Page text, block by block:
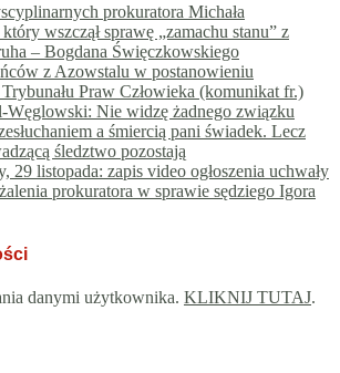
prokuratora Michała
wszczął sprawę „zamachu stanu” z
– Bogdana Święczkowskiego
z Azowstalu w postanowieniu
Praw Człowieka (komunikat fr.)
Węglowski: Nie widzę żadnego związku
a śmiercią pani świadek. Lecz
śledztwo pozostają
29 listopada: zapis video ogłoszenia uchwały
prokuratora w sprawie sędziego Igora
danymi użytkownika. KLIKNIJ TUTAJ.